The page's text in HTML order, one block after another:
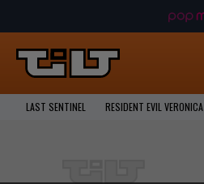
LAST SENTINEL RESIDENT EVIL VERONICA